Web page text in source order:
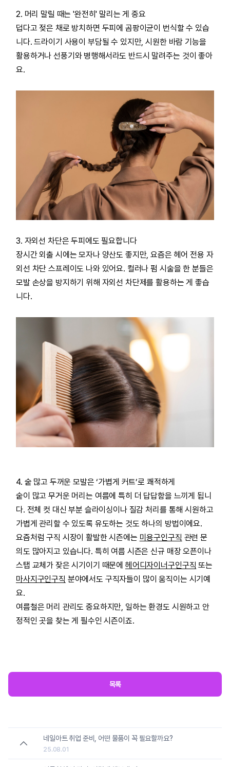
2. 머리 말릴 때는 '완전히' 말리는 게 중요
덥다고 젖은 채로 방치하면 두피에 곰팡이균이 번식할 수 있습
니다. 드라이기 사용이 부담될 수 있지만, 시원한 바람 기능을
활용하거나 선풍기와 병행해서라도 반드시 말려주는 것이 좋아
요.
3. 자외선 차단은 두피에도 필요합니다
장시간 외출 시에는 모자나 양산도 좋지만, 요즘은 헤어 전용 자
외선 차단 스프레이도 나와 있어요. 컬러나 펌 시술을 한 분들은
모발 손상을 방지하기 위해 자외선 차단제를 활용하는 게 좋습
니다.
4. 숱 많고 두꺼운 모발은 ‘가볍게 커트’로 쾌적하게
숱이 많고 무거운 머리는 여름에 특히 더 답답함을 느끼게 됩니
다. 전체 컷 대신 부분 슬라이싱이나 질감 처리를 통해 시원하고
가볍게 관리할 수 있도록 유도하는 것도 하나의 방법이에요.
요즘처럼 구직 시장이 활발한 시즌에는 미용구인구직 관련 문
의도 많아지고 있습니다. 특히 여름 시즌은 신규 매장 오픈이나
스탭 교체가 잦은 시기이기 때문에 헤어디자이너구인구직 또는
마사지구인구직 분야에서도 구직자들이 많이 움직이는 시기예
요.
여름철은 머리 관리도 중요하지만, 일하는 환경도 시원하고 안
정적인 곳을 찾는 게 필수인 시즌이죠.
목록
네일아트 취업 준비, 어떤 물품이 꼭 필요할까요?
25.08.01